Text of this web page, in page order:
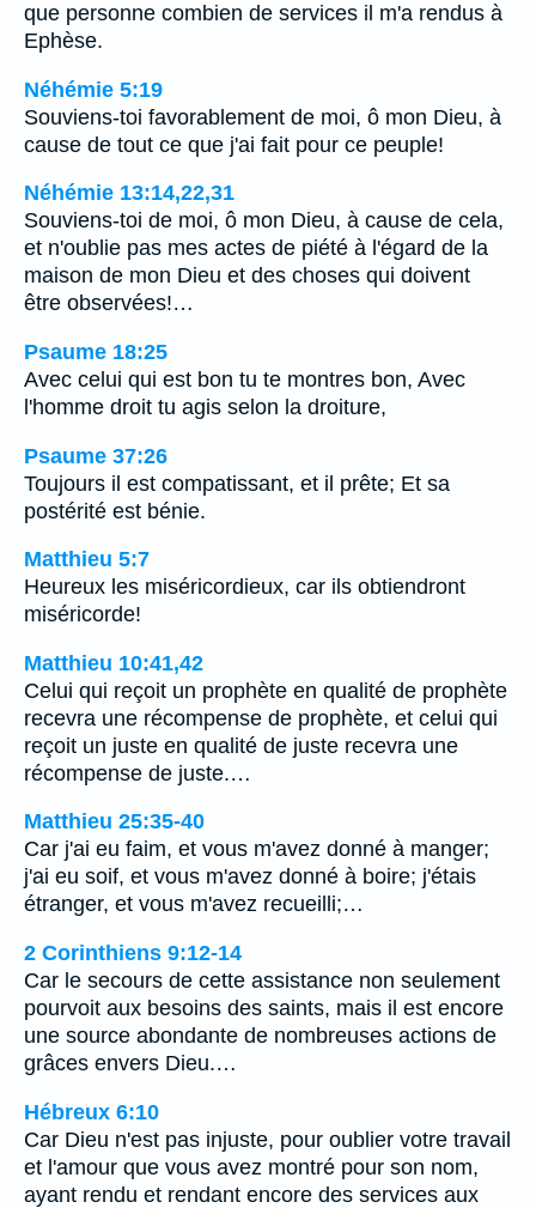
que personne combien de services il m'a rendus à
Ephèse.
Néhémie 5:19
Souviens-toi favorablement de moi, ô mon Dieu, à
cause de tout ce que j'ai fait pour ce peuple!
Néhémie 13:14,22,31
Souviens-toi de moi, ô mon Dieu, à cause de cela,
et n'oublie pas mes actes de piété à l'égard de la
maison de mon Dieu et des choses qui doivent
être observées!…
Psaume 18:25
Avec celui qui est bon tu te montres bon, Avec
l'homme droit tu agis selon la droiture,
Psaume 37:26
Toujours il est compatissant, et il prête; Et sa
postérité est bénie.
Matthieu 5:7
Heureux les miséricordieux, car ils obtiendront
miséricorde!
Matthieu 10:41,42
Celui qui reçoit un prophète en qualité de prophète
recevra une récompense de prophète, et celui qui
reçoit un juste en qualité de juste recevra une
récompense de juste.…
Matthieu 25:35-40
Car j'ai eu faim, et vous m'avez donné à manger;
j'ai eu soif, et vous m'avez donné à boire; j'étais
étranger, et vous m'avez recueilli;…
2 Corinthiens 9:12-14
Car le secours de cette assistance non seulement
pourvoit aux besoins des saints, mais il est encore
une source abondante de nombreuses actions de
grâces envers Dieu.…
Hébreux 6:10
Car Dieu n'est pas injuste, pour oublier votre travail
et l'amour que vous avez montré pour son nom,
ayant rendu et rendant encore des services aux